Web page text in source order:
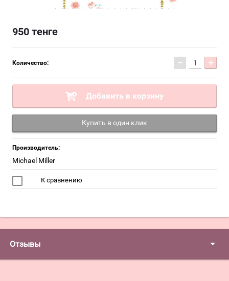
950 тенге
Количество: − +
Добавить в корзину
Купить в один клик
Производитель:
Miсhael Miller
К сравнению
Отзывы